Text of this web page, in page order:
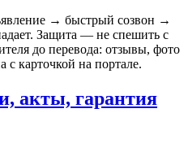
→ быстрый созвон →
Защита — не спешить с
до перевода: отзывы, фото
с карточкой на портале.
акты, гарантия